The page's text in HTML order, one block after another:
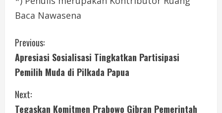
Baca Nawasena
C
o
n
t
Previous:
Apresiasi Sosialisasi Tingkatkan Partisipasi
Pemilih Muda di Pilkada Papua
Next:
Tegaskan Komitmen Prabowo Gibran Pemerintah